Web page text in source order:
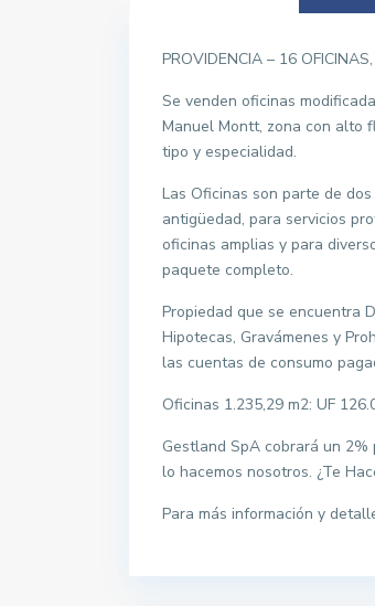
PROVIDENCIA – 16
Se venden oficinas
Manuel Montt, zona con alto
tipo y especialidad.
Las Oficinas son parte de
antigüedad, para servicios
oficinas amplias y para
paquete completo.
Propiedad que se encuentra
Hipotecas, Gravámenes y
las cuentas de consumo
Oficinas 1.235,29 m2: UF
Gestland SpA cobrará un
lo hacemos nosotros. ¿Te
Para más información y